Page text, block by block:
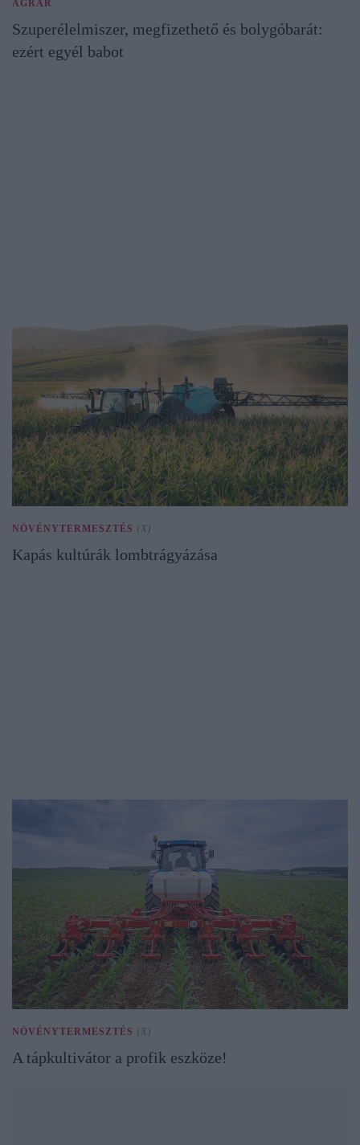
AGRÁR
Szuperélelmiszer, megfizethető és bolygóbarát:
ezért egyél babot
NÖVÉNYTERMESZTÉS (X)
Kapás kultúrák lombtrágyázása
NÖVÉNYTERMESZTÉS (X)
A tápkultivátor a profik eszköze!